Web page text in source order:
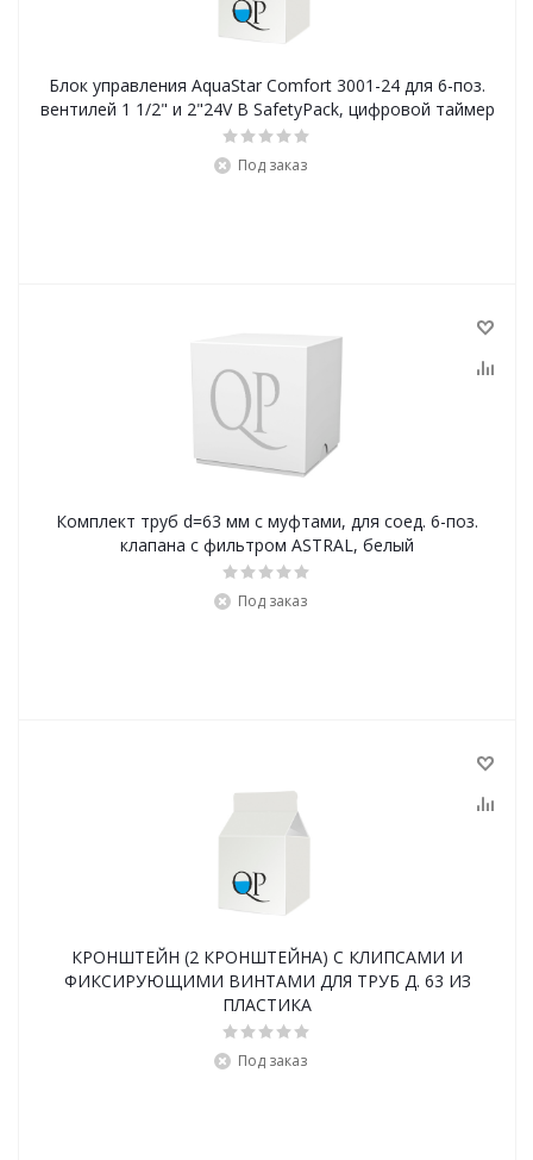
Блок управления AquaStar Comfort 3001-24 для 6-поз.
вентилей 1 1/2" и 2"24V В SafetyPack, цифровой таймер
Под заказ
Комплект труб d=63 мм с муфтами, для соед. 6-поз.
клапана с фильтром ASTRAL, белый
Под заказ
КРОНШТЕЙН (2 КРОНШТЕЙНА) С КЛИПСАМИ И
ФИКСИРУЮЩИМИ ВИНТАМИ ДЛЯ ТРУБ Д. 63 ИЗ
ПЛАСТИКА
Под заказ